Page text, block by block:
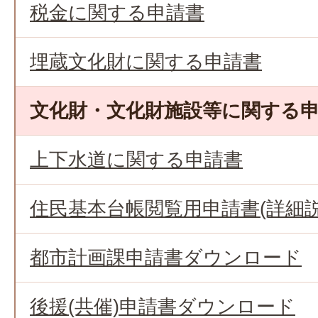
税金に関する申請書
埋蔵文化財に関する申請書
文化財・文化財施設等に関する
上下水道に関する申請書
住民基本台帳閲覧用申請書(詳細
都市計画課申請書ダウンロード
後援(共催)申請書ダウンロード